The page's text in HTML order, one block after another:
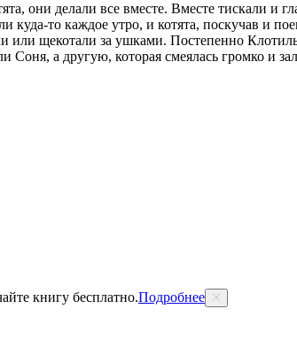
они делали все вместе. Вместе тискали и
куда-то каждое утро, и котята, поскучав и
или щекотали за ушками. Постепенно
Соня, а другую, которая смеялась громко и
книгу бесплатно.Подробнее